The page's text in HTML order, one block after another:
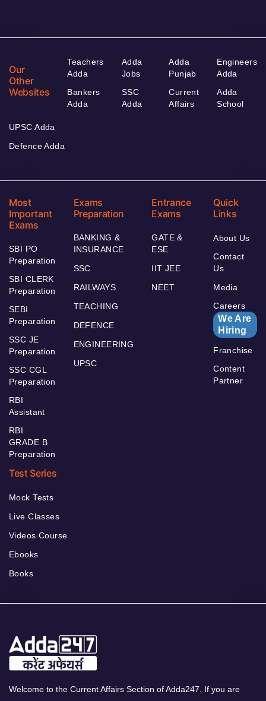
Our
Other
Websites
Teachers
Adda
Bankers
Adda
Adda
Jobs
SSC
Adda
Adda
Punjab
Current
Affairs
Engineers
Adda
Adda
School
UPSC Adda
Defence Adda
Most
Important
Exams
SBI PO
Preparation
SBI CLERK
Preparation
SEBI
Preparation
SSC JE
Preparation
SSC CGL
Preparation
RBI
Assistant
RBI
GRADE B
Preparation
Exams
Preparation
BANKING &
INSURANCE
SSC
RAILWAYS
TEACHING
DEFENCE
ENGINEERING
UPSC
Entrance
Exams
GATE &
ESE
IIT JEE
NEET
Quick
Links
About Us
Contact
Us
Media
Careers
We Are
Hiring
Franchise
Content
Partner
Test Series
Mock Tests
Live Classes
Videos Course
Ebooks
Books
Welcome to the Current Affairs Section of Adda247. If you are